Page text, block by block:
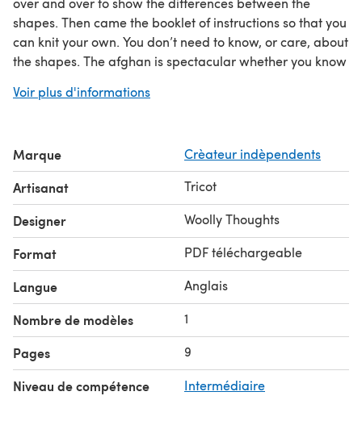
shapes. Then came the booklet of instructions so that you
can knit your own. You don’t need to know, or care, about
the shapes. The afghan is spectacular whether you know
It is entirely in garter stitch so extremely easy to make.
but you are only ever working with one yarn at a time
and only ever in a small area.
The colouring-in sheet is included in the booklet so you
can try out your own colours before you begin.
The original was made in Aran yarn. Any thickness can
be used.
Voir plus d'informations
Marque Crèateur indèpendents
Artisanat Tricot
Designer Woolly Thoughts
Format PDF téléchargeable
Langue Anglais
Nombre de modèles 1
Pages 9
Niveau de compétence Intermédiaire